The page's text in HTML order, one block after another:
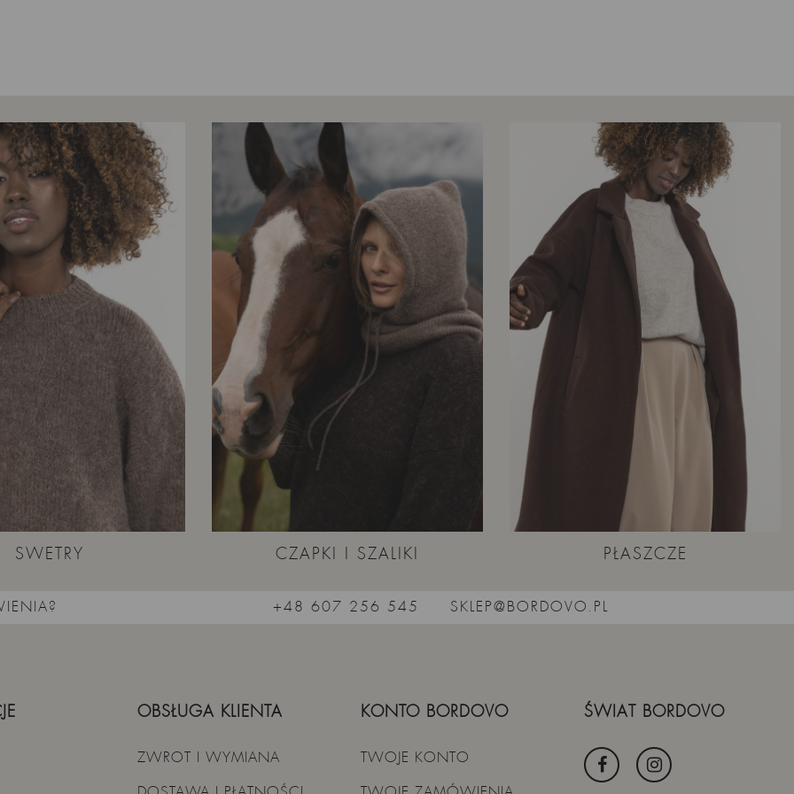
SWETRY CZAPKI I SZALIKI PŁASZCZE
+48 607 256 545 SKLEP@BORDOVO.PL
OBSŁUGA KLIENTA
ZWROT I WYMIANA
KONTO BORDOVO
TWOJE KONTO
ŚWIAT BORDOVO